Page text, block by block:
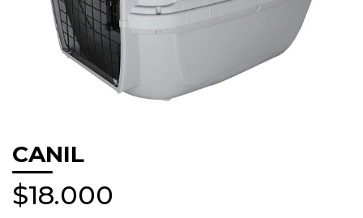
CANIL
$18.000